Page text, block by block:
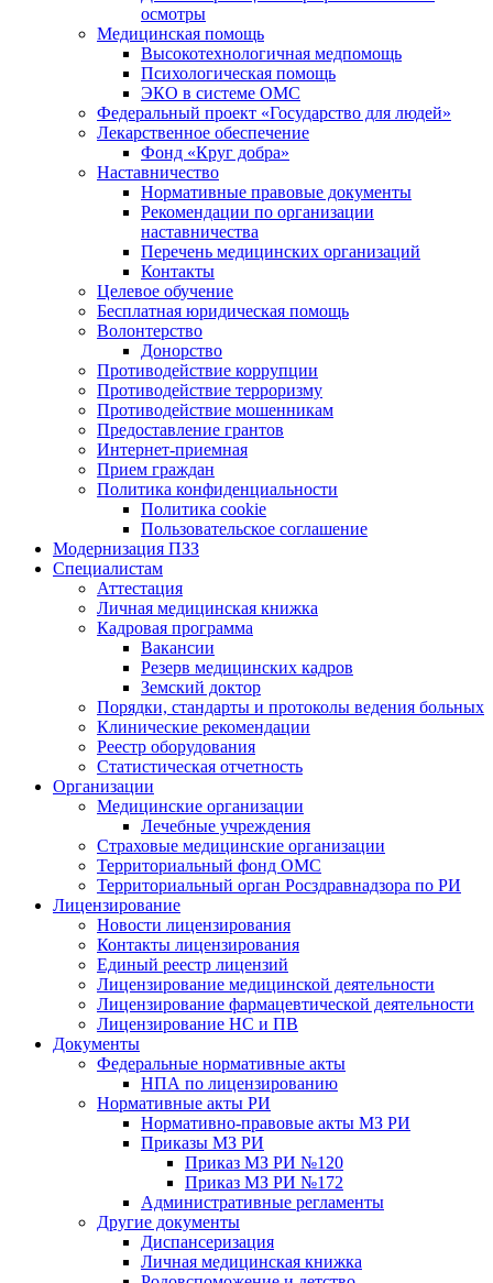
осмотры
Медицинская помощь
Высокотехнологичная медпомощь
Психологическая помощь
ЭКО в системе ОМС
Федеральный проект «Государство для людей»
Лекарственное обеспечение
Фонд «Круг добра»
Наставничество
Нормативные правовые документы
Рекомендации по организации
наставничества
Перечень медицинских организаций
Контакты
Целевое обучение
Бесплатная юридическая помощь
Волонтерство
Донорство
Противодействие коррупции
Противодействие терроризму
Противодействие мошенникам
Предоставление грантов
Интернет-приемная
Прием граждан
Политика конфиденциальности
Политика cookie
Пользовательское соглашение
Модернизация ПЗЗ
Специалистам
Аттестация
Личная медицинская книжка
Кадровая программа
Вакансии
Резерв медицинских кадров
Земский доктор
Порядки, стандарты и протоколы ведения больных
Клинические рекомендации
Реестр оборудования
Статистическая отчетность
Организации
Медицинские организации
Лечебные учреждения
Страховые медицинские организации
Территориальный фонд ОМС
Территориальный орган Росздравнадзора по РИ
Лицензирование
Новости лицензирования
Контакты лицензирования
Единый реестр лицензий
Лицензирование медицинской деятельности
Лицензирование фармацевтической деятельности
Лицензирование НС и ПВ
Документы
Федеральные нормативные акты
НПА по лицензированию
Нормативные акты РИ
Нормативно-правовые акты МЗ РИ
Приказы МЗ РИ
Приказ МЗ РИ №120
Приказ МЗ РИ №172
Административные регламенты
Другие документы
Диспансеризация
Личная медицинская книжка